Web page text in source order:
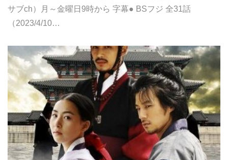
サブch）月～金曜日9時から 字幕● BSフジ 全31話
（2023/4/10…